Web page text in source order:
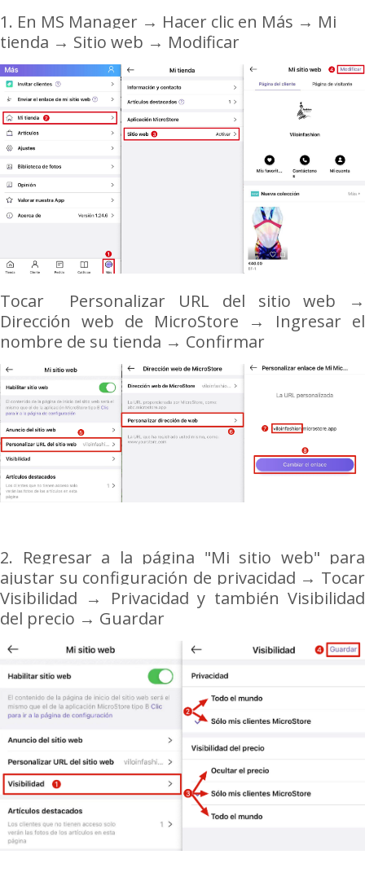
1. En MS Manager → Hacer clic en Más → Mi
tienda → Sitio web → Modificar
Tocar Personalizar URL del sitio web →
Dirección web de MicroStore → Ingresar el
nombre de su tienda → Confirmar
2. Regresar a la página "Mi sitio web" para
ajustar su configuración de privacidad → Tocar
Visibilidad → Privacidad y también Visibilidad
del precio → Guardar